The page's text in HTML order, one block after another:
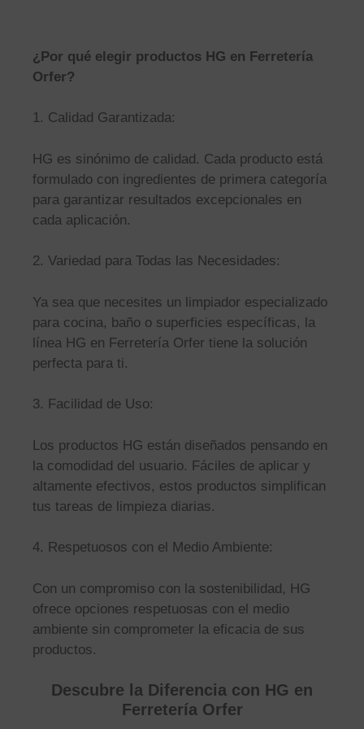
¿Por qué elegir productos HG en Ferretería
Orfer?
1. Calidad Garantizada:
HG es sinónimo de calidad. Cada producto está
formulado con ingredientes de primera categoría
para garantizar resultados excepcionales en
cada aplicación.
2. Variedad para Todas las Necesidades:
Ya sea que necesites un limpiador especializado
para cocina, baño o superficies específicas, la
línea HG en Ferretería Orfer tiene la solución
perfecta para ti.
3. Facilidad de Uso:
Los productos HG están diseñados pensando en
la comodidad del usuario. Fáciles de aplicar y
altamente efectivos, estos productos simplifican
tus tareas de limpieza diarias.
4. Respetuosos con el Medio Ambiente:
Con un compromiso con la sostenibilidad, HG
ofrece opciones respetuosas con el medio
ambiente sin comprometer la eficacia de sus
productos.
Descubre la Diferencia con HG en
Ferretería Orfer